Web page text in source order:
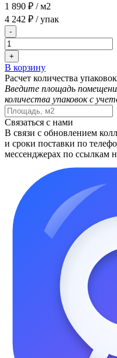
1 890 ₽ / м2
4 242 ₽ / упак
-
+
В корзину
Расчет количества
Введите площадь
количества упаковок с
Связаться с нами
В связи с обновлением
и сроки поставки по
мессенджерах по ссылкам